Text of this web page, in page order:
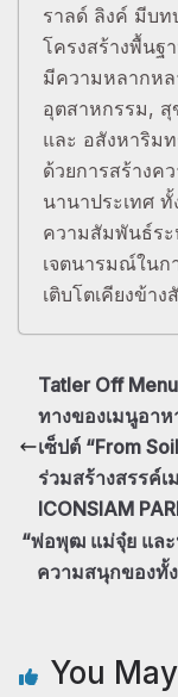
ราลด์ ลิงค์ มีบ
โครงสร้างพื้นฐ
มีความหลากห
อุตสาหกรรม, สุ
และ อสังหาริม
ด้วยการสร้างค
นานาประเทศ
ความสัมพันธ์ระ
เจตนารมณ์ใน
เติบโตเคียงข้า
Tatler Off
ทางของเมนูอา
เซ็ปต์ “From
ร่วมสร้างสรรค์
ICONSIAM
“พ่อพุฒ แม่จุ๋ย แล
ความสนุกของทั้
You